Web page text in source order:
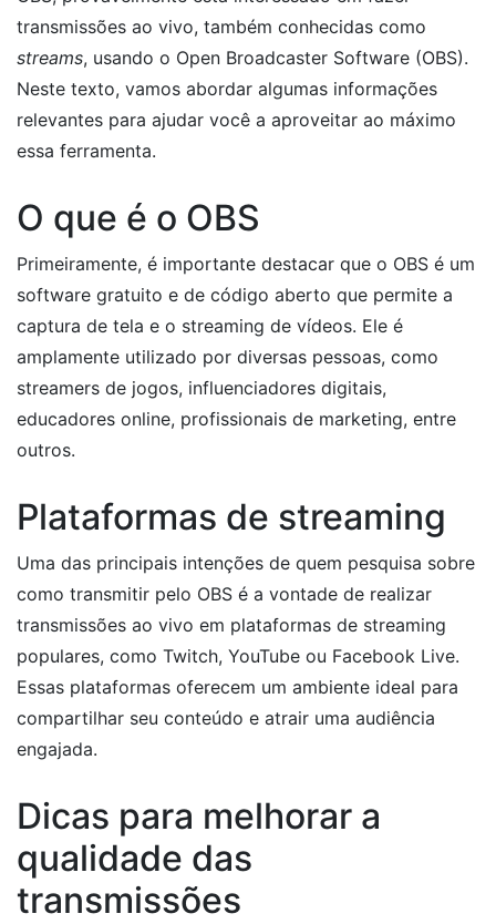
transmissões ao vivo, também conhecidas como
streams, usando o Open Broadcaster Software (OBS).
Neste texto, vamos abordar algumas informações
relevantes para ajudar você a aproveitar ao máximo
essa ferramenta.
O que é o OBS
Primeiramente, é importante destacar que o OBS é um
software gratuito e de código aberto que permite a
captura de tela e o streaming de vídeos. Ele é
amplamente utilizado por diversas pessoas, como
streamers de jogos, influenciadores digitais,
educadores online, profissionais de marketing, entre
outros.
Plataformas de streaming
Uma das principais intenções de quem pesquisa sobre
como transmitir pelo OBS é a vontade de realizar
transmissões ao vivo em plataformas de streaming
populares, como Twitch, YouTube ou Facebook Live.
Essas plataformas oferecem um ambiente ideal para
compartilhar seu conteúdo e atrair uma audiência
engajada.
Dicas para melhorar a
qualidade das
transmissões